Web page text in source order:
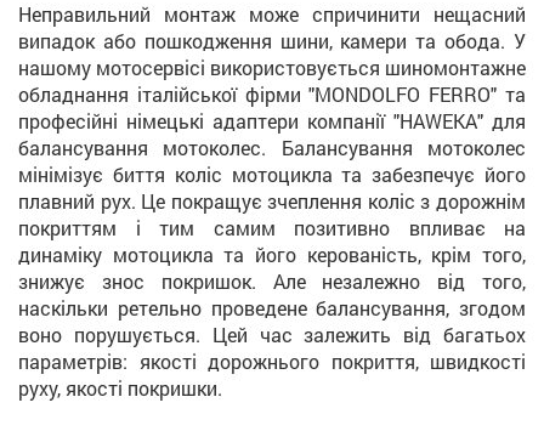
Неправильний монтаж може спричинити нещасний
випадок або пошкодження шини, камери та обода. У
нашому мотосервісі використовується шиномонтажне
обладнання італійської фірми "MONDOLFO FERRO" та
професійні німецькі адаптери компанії "HAWEKA" для
балансування мотоколес. Балансування мотоколес
мінімізує биття коліс мотоцикла та забезпечує його
плавний рух. Це покращує зчеплення коліс з дорожнім
покриттям і тим самим позитивно впливає на
динаміку мотоцикла та його керованість, крім того,
знижує знос покришок. Але незалежно від того,
наскільки ретельно проведене балансування, згодом
воно порушується. Цей час залежить від багатьох
параметрів: якості дорожнього покриття, швидкості
руху, якості покришки.